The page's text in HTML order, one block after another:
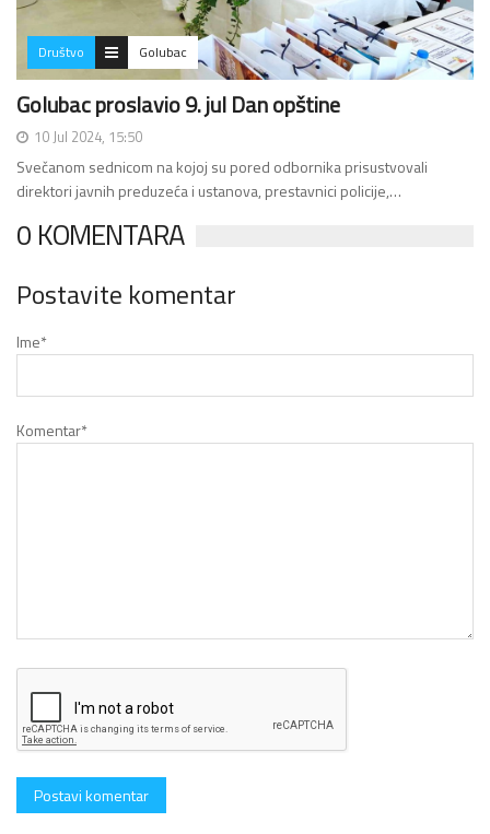
Društvo Golubac
Golubac proslavio 9. jul Dan opštine
10 Jul 2024, 15:50
Svečanom sednicom na kojoj su pored odbornika prisustvovali
direktori javnih preduzeća i ustanova, prestavnici policije,…
0 KOMENTARA
Postavite komentar
Ime*
Komentar*